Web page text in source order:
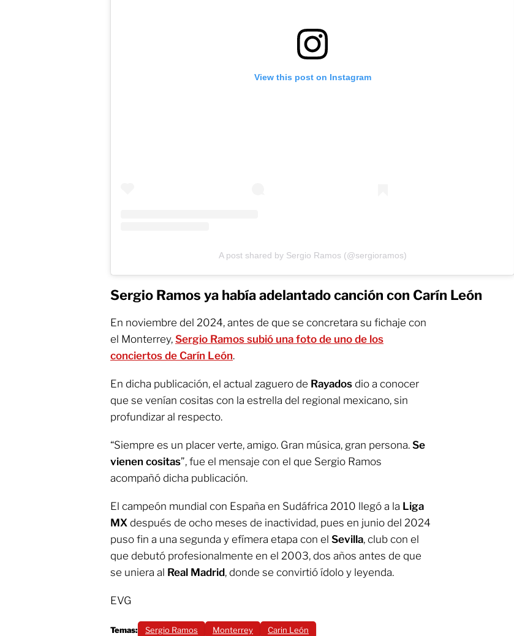
View this post on Instagram
A post shared by Sergio Ramos (@sergioramos)
Sergio Ramos ya había adelantado canción con Carín León
En noviembre del 2024, antes de que se concretara su fichaje con
el Monterrey, Sergio Ramos subió una foto de uno de los
conciertos de Carín León.
En dicha publicación, el actual zaguero de Rayados dio a conocer
que se venían cositas con la estrella del regional mexicano, sin
profundizar al respecto.
“Siempre es un placer verte, amigo. Gran música, gran persona. Se
vienen cositas”, fue el mensaje con el que Sergio Ramos
acompañó dicha publicación.
El campeón mundial con España en Sudáfrica 2010 llegó a la Liga
MX después de ocho meses de inactividad, pues en junio del 2024
puso fin a una segunda y efímera etapa con el Sevilla, club con el
que debutó profesionalmente en el 2003, dos años antes de que
se uniera al Real Madrid, donde se convirtió ídolo y leyenda.
EVG
Temas: Sergio Ramos Monterrey Carin León